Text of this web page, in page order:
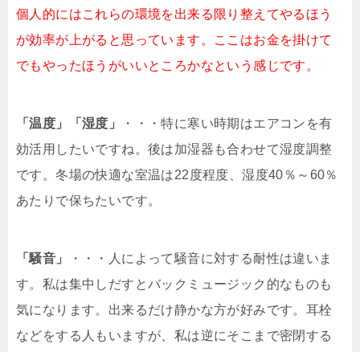
個人的にはこれらの環境を出来る限り整えてやるほう
が効率が上がると思っています。ここはお金を掛けて
でもやったほうがいいところかなという感じです。
「温度」「湿度」
・・・特に寒い時期はエアコンを有
効活用したいですね。後は加湿器も合わせて湿度調整
です。冬場の快適な室温は22度程度、湿度40％～60％
あたりで保ちたいです。
「騒音」
・・・人によって騒音に対する耐性は違いま
す。私は集中しだすとバックミュージック的なものも
気になります。出来るだけ静かな方が好みです。耳栓
などをする人もいますが、私は逆にそこまで密閉する